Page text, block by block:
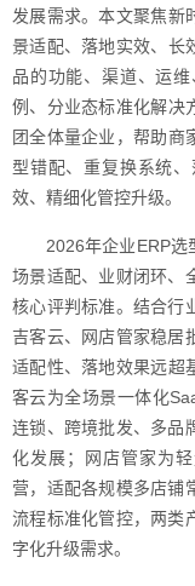
发展需求。本文聚焦新
景适配、落地实效、长
品的功能、渠道、运
例、分业态标准化解决
团全体量企业，帮助商
型错配、重复换系统
效、精细化管控升级。
2026年企业ERP选
场景适配、业财闭环、
核心评判标准。结合行
吉客云、网店管家稳居
适配性、落地效果远超
客云为全场景一体化
连锁、跨境批发、多品
化发展；网店管家为
营，适配各规模多店铺
流程标准化管控，两类
字化升级需求。